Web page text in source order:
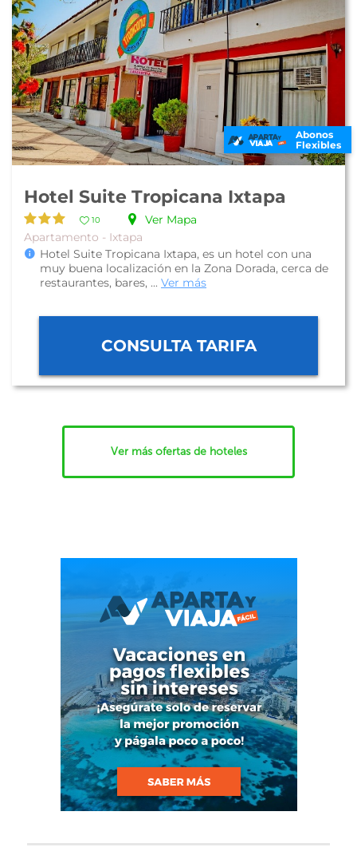
Abonos
Flexibles
Hotel Suite Tropicana Ixtapa
10
Ver Mapa
Apartamento - Ixtapa
Hotel Suite Tropicana Ixtapa, es un hotel con una
muy buena localización en la Zona Dorada, cerca de
restaurantes, bares, ... Ver más
CONSULTA TARIFA
Ver más ofertas de hoteles